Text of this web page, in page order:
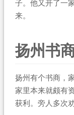
子。他又开了一
来。
扬州书
扬州有个书商，
家里本来就颇有
获利。旁人多次